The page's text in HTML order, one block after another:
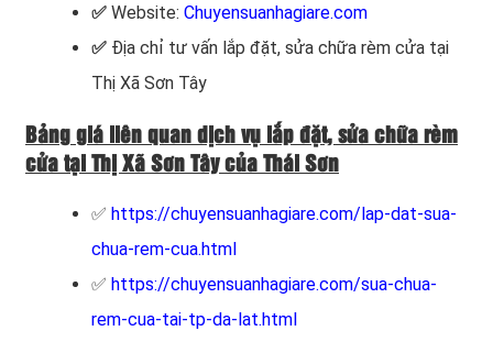
✅ Website: Chuyensuanhagiare.com
✅ Địa chỉ tư vấn lắp đặt, sửa chữa rèm cửa tại
Thị Xã Sơn Tây
Bảng giá liên quan dịch vụ lắp đặt, sửa chữa rèm
cửa tại Thị Xã Sơn Tây của Thái Sơn
✅ https://chuyensuanhagiare.com/lap-dat-sua-
chua-rem-cua.html
✅ https://chuyensuanhagiare.com/sua-chua-
rem-cua-tai-tp-da-lat.html